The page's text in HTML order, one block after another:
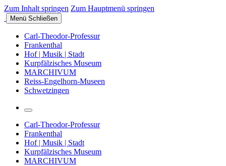
Zum Inhalt springen Zum Hauptmenü springen
Menü Schließen
Carl-Theodor-Professur
Frankenthal
Hof | Musik | Stadt
Kurpfälzisches Museum
MARCHIVUM
Reiss-Engelhorn-Museen
Schwetzingen
Suchfeld
umschalten
Carl-Theodor-Professur
Frankenthal
Hof | Musik | Stadt
Kurpfälzisches Museum
MARCHIVUM